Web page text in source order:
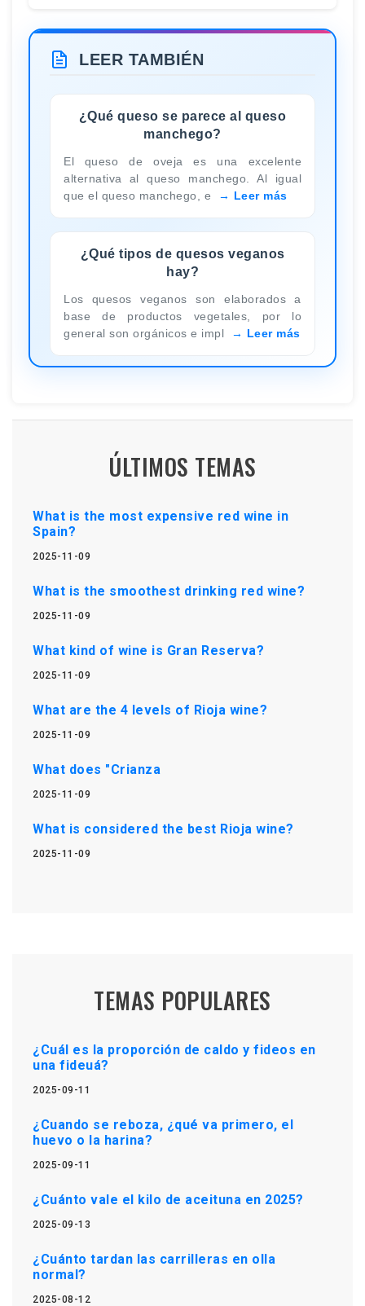
LEER TAMBIÉN
¿Qué queso se parece al queso
manchego?
El queso de oveja es una excelente
alternativa al queso manchego. Al igual
que el queso manchego, e
Leer más
¿Qué tipos de quesos veganos
hay?
Los quesos veganos son elaborados a
base de productos vegetales, por lo
general son orgánicos e impl
Leer más
ÚLTIMOS TEMAS
What is the most expensive red wine in
Spain?
2025-11-09
What is the smoothest drinking red wine?
2025-11-09
What kind of wine is Gran Reserva?
2025-11-09
What are the 4 levels of Rioja wine?
2025-11-09
What does "Crianza
2025-11-09
What is considered the best Rioja wine?
2025-11-09
TEMAS POPULARES
¿Cuál es la proporción de caldo y fideos en
una fideuá?
2025-09-11
¿Cuando se reboza, ¿qué va primero, el
huevo o la harina?
2025-09-11
¿Cuánto vale el kilo de aceituna en 2025?
2025-09-13
¿Cuánto tardan las carrilleras en olla
normal?
2025-08-12